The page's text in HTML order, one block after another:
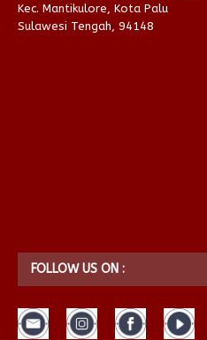
Kec. Mantikulore, Kota Palu
Sulawesi Tengah, 94148
FOLLOW US ON :